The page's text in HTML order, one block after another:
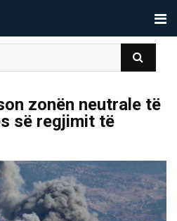
zonën neutrale të
së regjimit të